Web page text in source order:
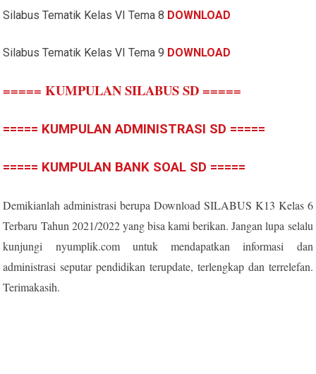
Silabus Tematik Kelas VI Tema 8 DOWNLOAD
Silabus Tematik Kelas VI Tema 9 DOWNLOAD
===== KUMPULAN SILABUS SD =====
===== KUMPULAN ADMINISTRASI SD =====
===== KUMPULAN BANK SOAL SD =====
Demikianlah administrasi berupa Download SILABUS K13 Kelas 6
Terbaru Tahun 2021/2022 yang bisa kami berikan. Jangan lupa selalu
kunjungi nyumplik.com untuk mendapatkan informasi dan
administrasi seputar pendidikan terupdate, terlengkap dan terrelefan.
Terimakasih.